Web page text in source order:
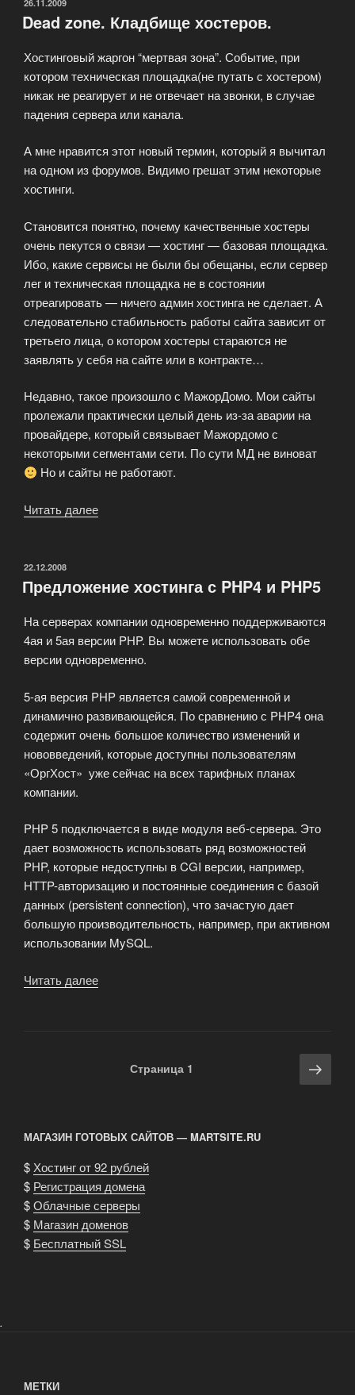
ОПУБЛИКОВАНО
26.11.2009
Dead zone. Кладбище хостеров.
Хостинговый жаргон “мертвая зона”. Событие, при
котором техническая площадка(не путать с хостером)
никак не реагирует и не отвечает на звонки, в случае
падения сервера или канала.
А мне нравится этот новый термин, который я вычитал
на одном из форумов. Видимо грешат этим некоторые
хостинги.
Становится понятно, почему качественные хостеры
очень пекутся о связи — хостинг — базовая площадка.
Ибо, какие сервисы не были бы обещаны, если сервер
лег и техническая площадка не в состоянии
отреагировать — ничего админ хостинга не сделает. А
следовательно стабильность работы сайта зависит от
третьего лица, о котором хостеры стараются не
заявлять у себя на сайте или в контракте…
Недавно, такое произошло с МажорДомо. Мои сайты
пролежали практически целый день из-за аварии на
провайдере, который связывает Мажордомо с
некоторыми сегментами сети. По сути МД не виноват
Но и сайты не работают.
Читать далее
ОПУБЛИКОВАНО
22.12.2008
Предложение хостинга с PHP4 и PHP5
На серверах компании одновременно поддерживаются
4ая и 5ая версии PHP. Вы можете использовать обе
версии одновременно.
5-ая версия PHP является самой современной и
динамично развивающейся. По сравнению с PHP4 она
содержит очень большое количество изменений и
нововведений, которые доступны пользователям
«ОргХост» уже сейчас на всех тарифных планах
компании.
PHP 5 подключается в виде модуля веб-сервера. Это
дает возможность использовать ряд возможностей
PHP, которые недоступны в CGI версии, например,
HTTP-авторизацию и постоянные соединения с базой
данных (persistent connection), что зачастую дает
большую производительность, например, при активном
использовании MySQL.
Читать далее
PHP5»Страница 1
МАГАЗИН ГОТОВЫХ САЙТОВ — MARTSITE.RU
$ Хостинг от 92 рублей
$ Регистрация домена
$Облачные серверы
$ Магазин доменов
$ Бесплатный SSL
.
МЕТКИ